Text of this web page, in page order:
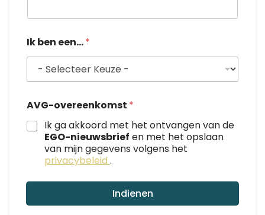
Ik ben een...*
AVG-overeenkomst *
Ik ga akkoord met het ontvangen van de
EGO-nieuwsbrief en met het opslaan
van mijn gegevens volgens het
privacybeleid .
Indienen